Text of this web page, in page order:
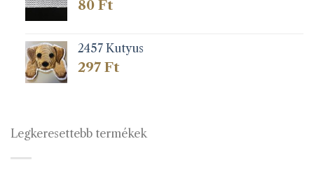
80 Ft
2457 Kutyus
297 Ft
Legkeresettebb termékek